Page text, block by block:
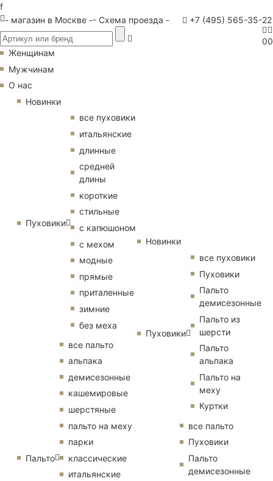
f
- магазин в Москве -- Схема проезда - +7 (495) 565-35-22
00
Женщинам
Мужчинам
О нас
Новинки
Пуховики
все пуховики
итальянские
длинные
средней
длины
короткие
стильные
с капюшоном
с мехом
модные
прямые
приталенные
зимние
без меха
Пальто
все пальто
альпака
демисезонные
кашемировые
шерстяные
пальто на меху
парки
классические
итальянские
Новинки
Пуховики
все пуховики
Пуховики
Пальто
демисезонные
Пальто из
шерсти
Пальто
альпака
Пальто на
меху
Куртки
все пальто
Пуховики
Пальто
демисезонные